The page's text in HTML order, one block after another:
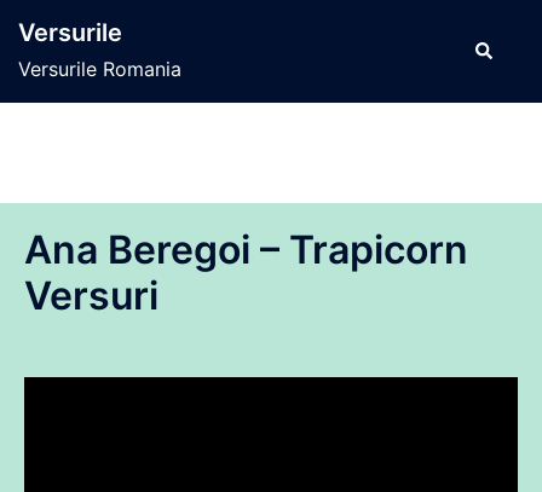
conținut
Versurile
Versurile Romania
Caută
Ana Beregoi – Trapicorn
Versuri